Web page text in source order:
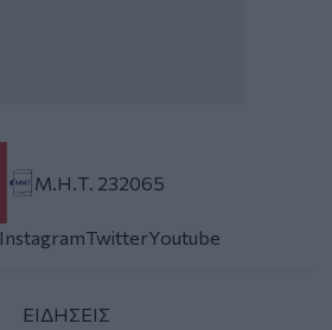
Μ.Η.Τ. 232065
InstagramTwitterYoutube
ΕΙΔΗΣΕΙΣ